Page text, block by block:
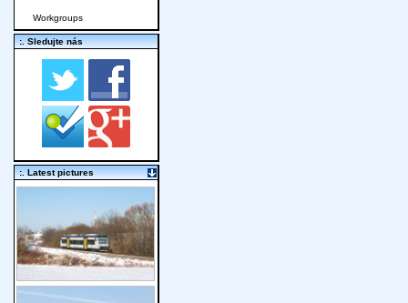
Workgroups
:. Sledujte nás
:. Latest pictures